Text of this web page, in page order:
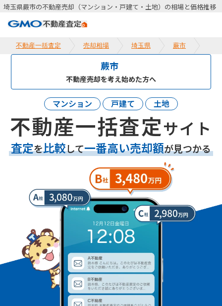
埼玉県蕨市の不動産売却（マンション・戸建て・土地）の相場と価格推移
不動産一括査定 売却相場 埼玉県 蕨市
蕨市
不動産売却を考え始めた方へ
マンション 戸建て 土地
不動産一括査定サイト
査定を比較して一番高い売却額が見つかる